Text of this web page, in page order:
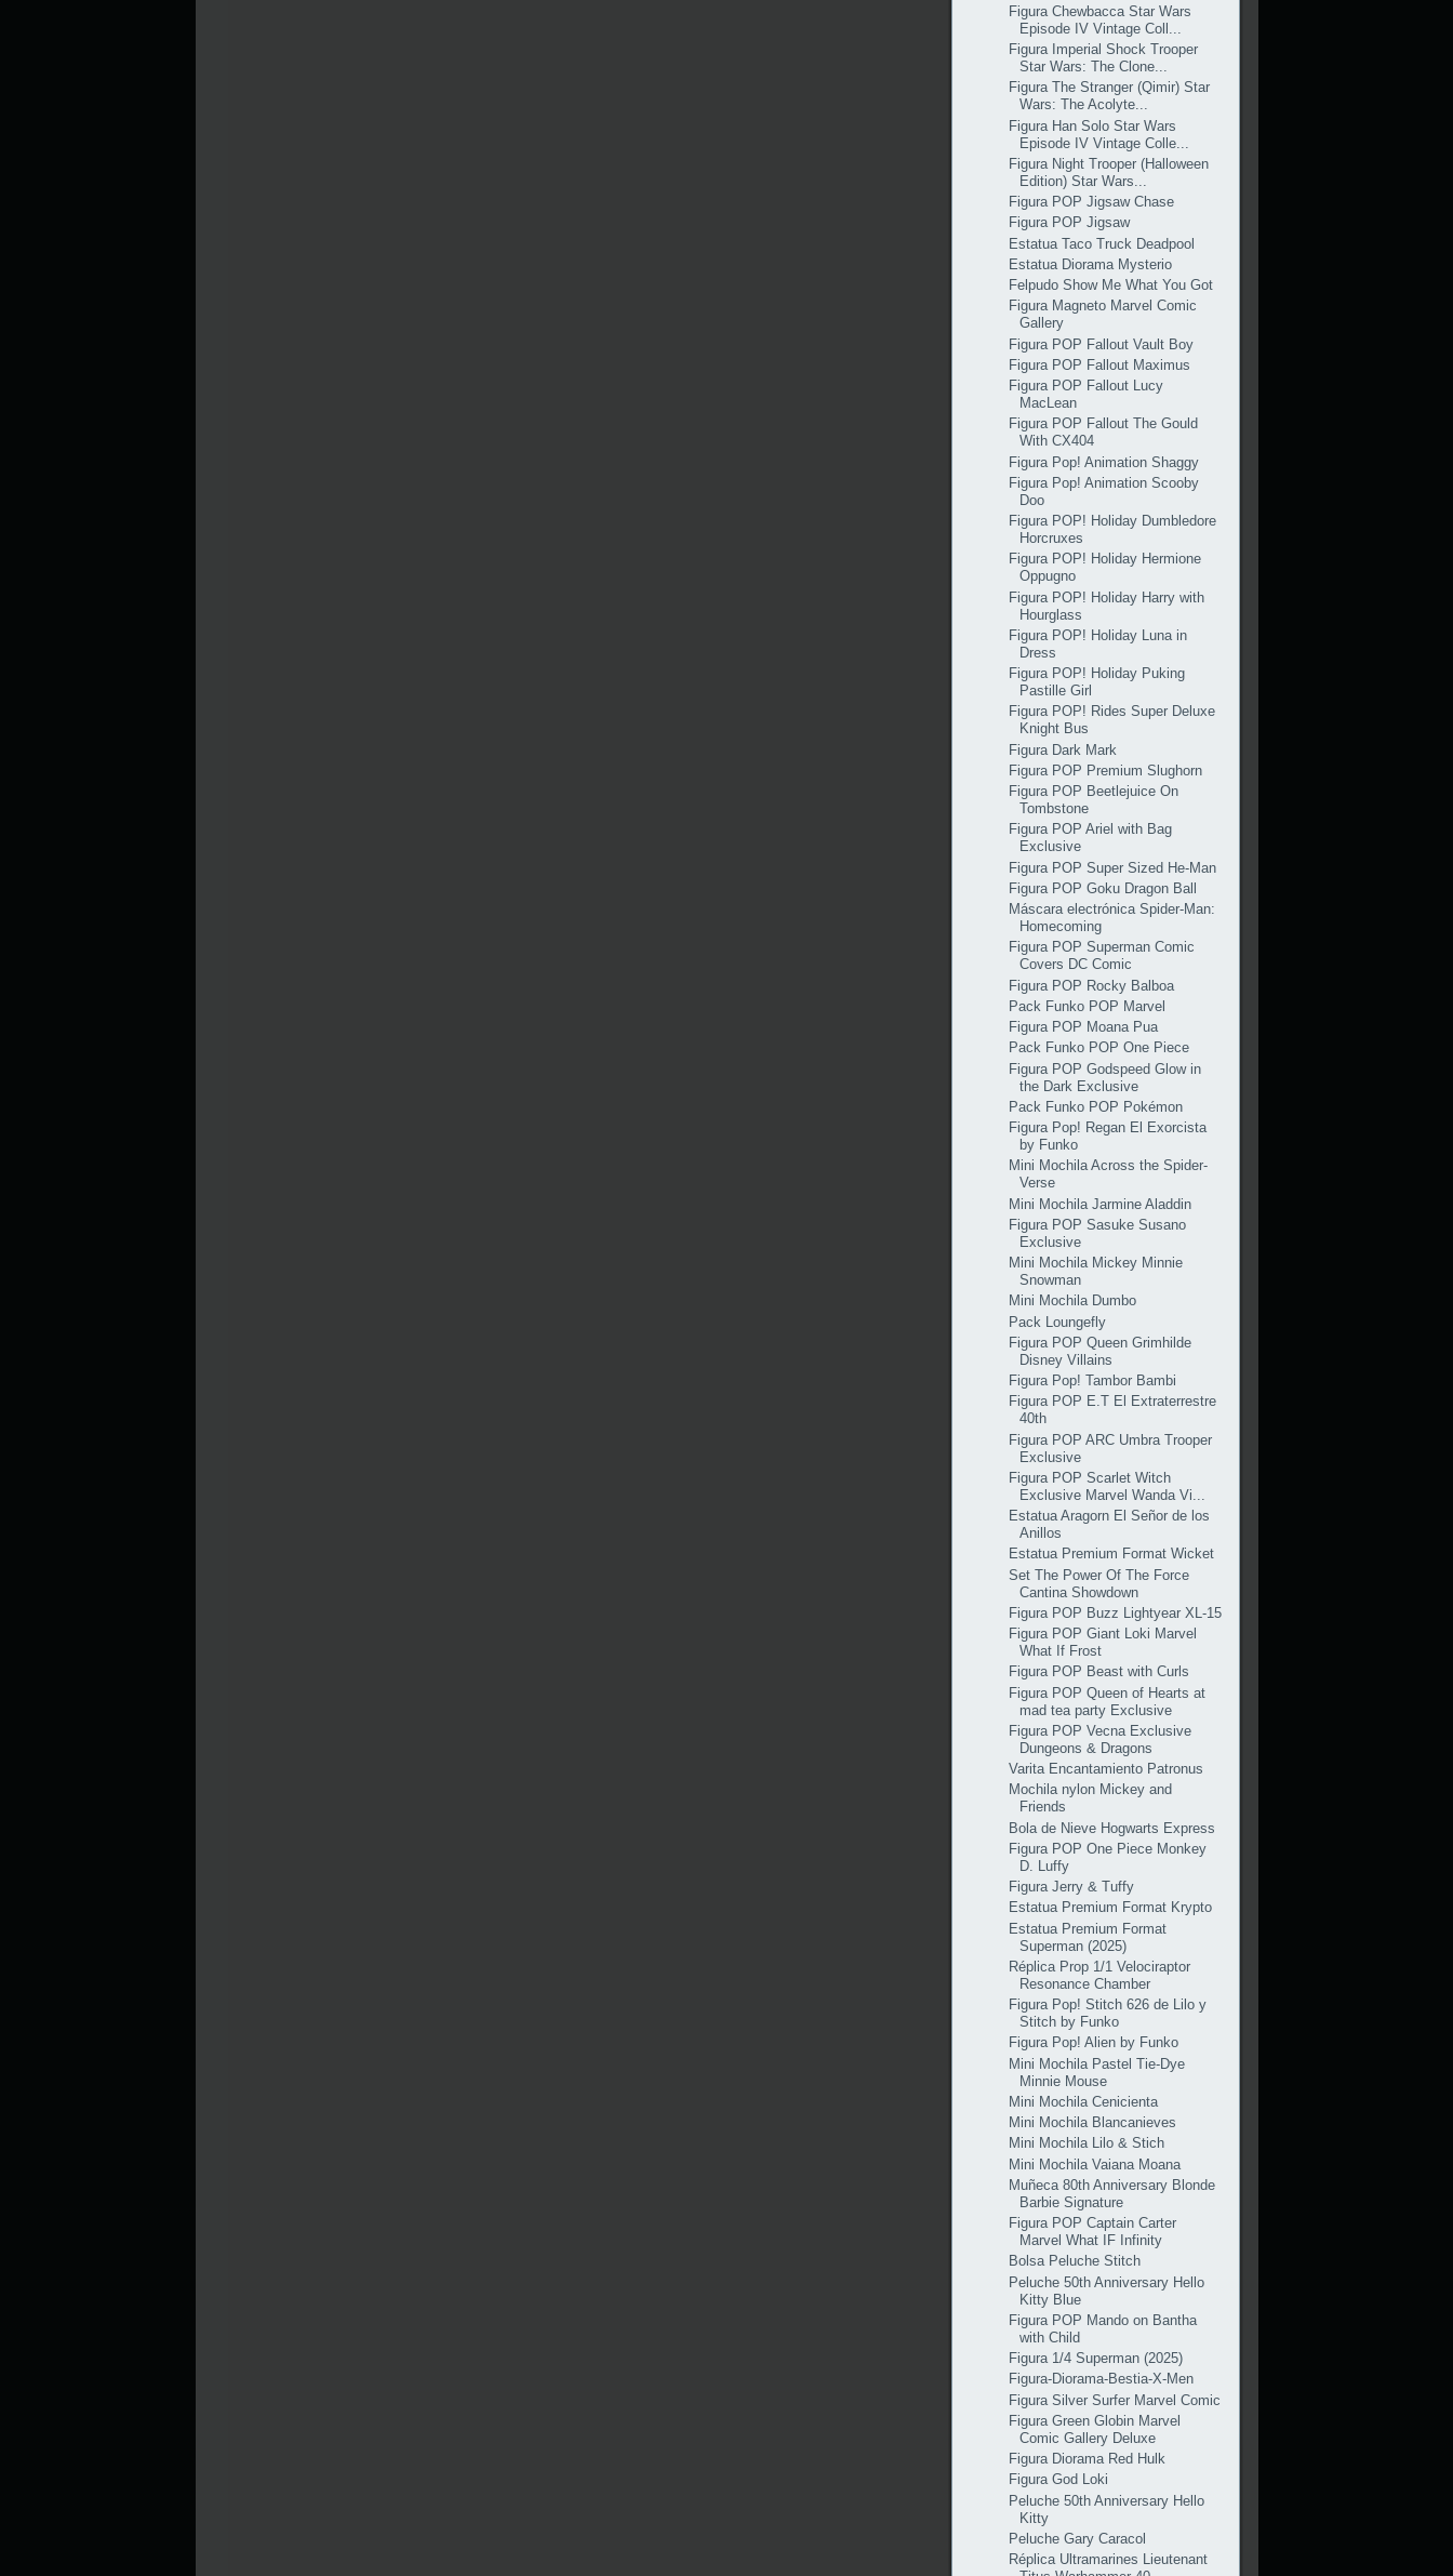
Figura Chewbacca Star Wars
Episode IV Vintage Coll...
Figura Imperial Shock Trooper
Star Wars: The Clone...
Figura The Stranger (Qimir) Star
Wars: The Acolyte...
Figura Han Solo Star Wars
Episode IV Vintage Colle...
Figura Night Trooper (Halloween
Edition) Star Wars...
Figura POP Jigsaw Chase
Figura POP Jigsaw
Estatua Taco Truck Deadpool
Estatua Diorama Mysterio
Felpudo Show Me What You Got
Figura Magneto Marvel Comic
Gallery
Figura POP Fallout Vault Boy
Figura POP Fallout Maximus
Figura POP Fallout Lucy
MacLean
Figura POP Fallout The Gould
With CX404
Figura Pop! Animation Shaggy
Figura Pop! Animation Scooby
Doo
Figura POP! Holiday Dumbledore
Horcruxes
Figura POP! Holiday Hermione
Oppugno
Figura POP! Holiday Harry with
Hourglass
Figura POP! Holiday Luna in
Dress
Figura POP! Holiday Puking
Pastille Girl
Figura POP! Rides Super Deluxe
Knight Bus
Figura Dark Mark
Figura POP Premium Slughorn
Figura POP Beetlejuice On
Tombstone
Figura POP Ariel with Bag
Exclusive
Figura POP Super Sized He-Man
Figura POP Goku Dragon Ball
Máscara electrónica Spider-Man:
Homecoming
Figura POP Superman Comic
Covers DC Comic
Figura POP Rocky Balboa
Pack Funko POP Marvel
Figura POP Moana Pua
Pack Funko POP One Piece
Figura POP Godspeed Glow in
the Dark Exclusive
Pack Funko POP Pokémon
Figura Pop! Regan El Exorcista
by Funko
Mini Mochila Across the Spider-
Verse
Mini Mochila Jarmine Aladdin
Figura POP Sasuke Susano
Exclusive
Mini Mochila Mickey Minnie
Snowman
Mini Mochila Dumbo
Pack Loungefly
Figura POP Queen Grimhilde
Disney Villains
Figura Pop! Tambor Bambi
Figura POP E.T El Extraterrestre
40th
Figura POP ARC Umbra Trooper
Exclusive
Figura POP Scarlet Witch
Exclusive Marvel Wanda Vi...
Estatua Aragorn El Señor de los
Anillos
Estatua Premium Format Wicket
Set The Power Of The Force
Cantina Showdown
Figura POP Buzz Lightyear XL-15
Figura POP Giant Loki Marvel
What If Frost
Figura POP Beast with Curls
Figura POP Queen of Hearts at
mad tea party Exclusive
Figura POP Vecna Exclusive
Dungeons & Dragons
Varita Encantamiento Patronus
Mochila nylon Mickey and
Friends
Bola de Nieve Hogwarts Express
Figura POP One Piece Monkey
D. Luffy
Figura Jerry & Tuffy
Estatua Premium Format Krypto
Estatua Premium Format
Superman (2025)
Réplica Prop 1/1 Velociraptor
Resonance Chamber
Figura Pop! Stitch 626 de Lilo y
Stitch by Funko
Figura Pop! Alien by Funko
Mini Mochila Pastel Tie-Dye
Minnie Mouse
Mini Mochila Cenicienta
Mini Mochila Blancanieves
Mini Mochila Lilo & Stich
Mini Mochila Vaiana Moana
Muñeca 80th Anniversary Blonde
Barbie Signature
Figura POP Captain Carter
Marvel What IF Infinity
Bolsa Peluche Stitch
Peluche 50th Anniversary Hello
Kitty Blue
Figura POP Mando on Bantha
with Child
Figura 1/4 Superman (2025)
Figura-Diorama-Bestia-X-Men
Figura Silver Surfer Marvel Comic
Figura Green Globin Marvel
Comic Gallery Deluxe
Figura Diorama Red Hulk
Figura God Loki
Peluche 50th Anniversary Hello
Kitty
Peluche Gary Caracol
Réplica Ultramarines Lieutenant